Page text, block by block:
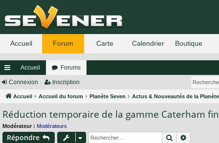
ac
co
ur
ci
Accueil Forums
Connexion Inscription
Accueil Accueil du forum Planète Seven Actus & Nouveautés de la
Réduction temporaire de la gamme Caterham
Modérateur : Modérateurs
Répondre Rechercher